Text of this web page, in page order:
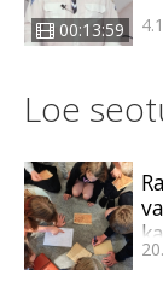
00:13:59
Loe